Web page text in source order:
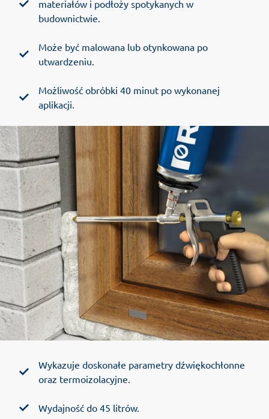
materiałów i podłoży spotykanych w
budownictwie.
Może być malowana lub otynkowana po
utwardzeniu.
Możliwość obróbki 40 minut po wykonanej
aplikacji.
Wykazuje doskonałe parametry dźwiękochłonne
oraz termoizolacyjne.
Wydajność do 45 litrów.